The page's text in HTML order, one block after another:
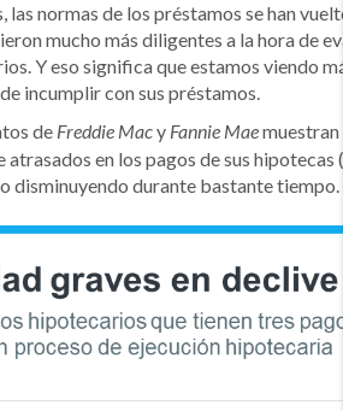
las normas de los préstamos se han
mucho más diligentes a la hora de
Y eso significa que estamos viendo
incumplir con sus préstamos.
deFreddie MacyFannie Mae
atrasados en los pagos de sus
disminuyendo durante bastante